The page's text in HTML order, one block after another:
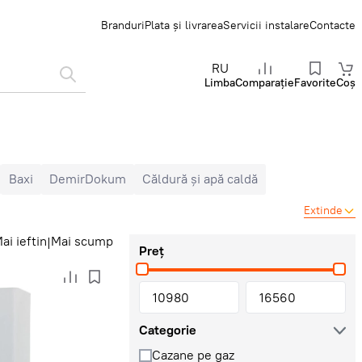
BranduriPlata și livrareaServicii instalareContacte
RU
LimbaComparațieFavoriteCoș
Baxi DemirDokum Căldură și apă caldă
Extinde
ieftin|Mai scump
Preț
Categorie
Cazane pe gaz